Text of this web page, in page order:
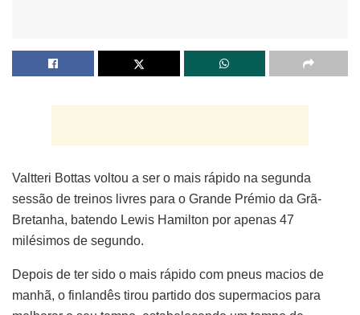
Valtteri Bottas voltou a ser o mais rápido na segunda
sessão de treinos livres para o Grande Prémio da Grã-
Bretanha, batendo Lewis Hamilton por apenas 47
milésimos de segundo.
Depois de ter sido o mais rápido com pneus macios de
manhã, o finlandês tirou partido dos supermacios para